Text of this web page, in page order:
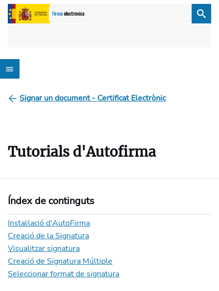
Signar un document - Certificat Electrònic
Tutorials d'Autofirma
Índex de continguts
Instal·lació d'AutoFirma
Creació de la Signatura
Visualitzar signatura
Creació de Signatura Múltiple
Seleccionar format de signatura